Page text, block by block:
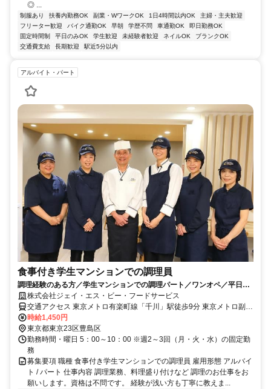
◎ ...
制服あり 扶養内勤務OK 副業・WワークOK 1日4時間以内OK
主婦・主夫歓迎
フリーター歓迎
バイク通勤OK 早朝 学歴不問 車通勤OK
即日勤務OK
固定時間制
平日のみOK 学生歓迎 未経験者歓迎 ネイルOK
ブランクOK
交通費支給
長期歓迎 駅近5分以内
アルバイト・パート
食事付き学生マンションでの調理員
調理経験のある方／学生マンションでの調理パート／ワンオペ／平日／
週2～3日／Ｗワーク可／食事補助有り
株式会社ジェイ・エス・ビー・フードサービス
交通アクセス 東京メトロ有楽町線「千川」駅徒歩9分 東京メトロ副都
心線「千川」駅徒歩9分 西武池袋線「江古田」駅徒歩12分
時給1,450円
東京都東京23区豊島区
勤務時間・曜日 5：00～10：00 ※週2～3回（月・火・水）の固定勤
務
募集要項 職種 食事付き学生マンションでの調理員 雇用形態 アルバイ
ト / パート 仕事内容 調理業務、料理盛り付けなど 調理のお仕事をお
願いします。資格は不問です。 経験が浅い方も丁寧に教えま...